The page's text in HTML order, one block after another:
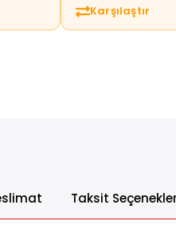
Karşılaştır
Taksit